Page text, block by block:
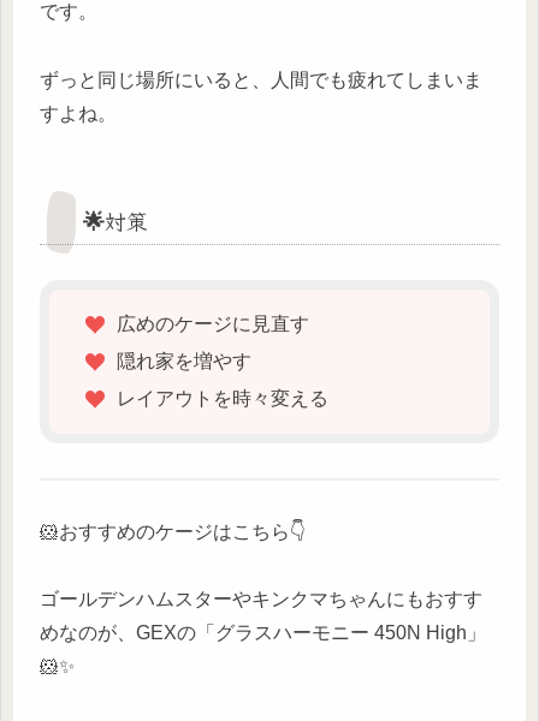
です。
ずっと同じ場所にいると、人間でも疲れてしまいま
すよね。
🌟対策
広めのケージに見直す
隠れ家を増やす
レイアウトを時々変える
🐹おすすめのケージはこちら👇
ゴールデンハムスターやキンクマちゃんにもおすす
めなのが、GEXの「グラスハーモニー 450N High」
🐹✨